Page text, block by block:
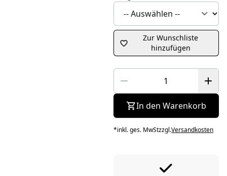
Zur Wunschliste
hinzufügen
In den Warenkorb
*inkl. ges. MwStzzgl.Versandkosten